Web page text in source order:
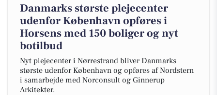
Danmarks største plejecenter
udenfor København opføres i
Horsens med 150 boliger og nyt
botilbud
Nyt plejecenter i Nørrestrand bliver Danmarks
største udenfor København og opføres af Nordstern
i samarbejde med Norconsult og Ginnerup
Arkitekter.